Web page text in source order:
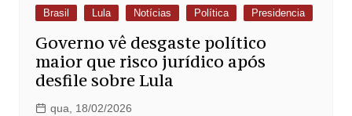
Brasil Lula Notícias Política Presidencia
Governo vê desgaste político
maior que risco jurídico após
desfile sobre Lula
qua, 18/02/2026